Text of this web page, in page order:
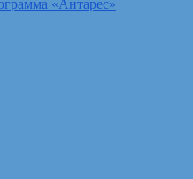
«Антарес»